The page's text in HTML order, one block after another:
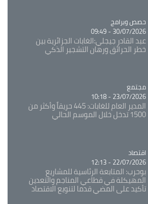
Catégorie
حصص وبرامج
30/07/2026 - 09:49
عبد القادر جيجلي:الغابات الجزائرية بين
خطر الحرائق ورهان التشجير الذكي
Catégorie
مجتمع
23/07/2026 - 10:18
المدير العام للغابات: 445 حريقاً وأكثر من
1500 تدخل خلال الموسم الحالي
Catégorie
اقتصاد
22/07/2026 - 12:13
بوحرب: المتابعة الرئاسية للمشاريع
المهيكلة في قطاعي المناجم والتعدين
تأكيد على المضي قدما لتنويع الاقتصاد